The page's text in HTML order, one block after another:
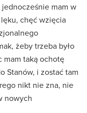
mam w
chęć wzięcia
żeby trzeba było
mam taką ochotę
Stanów, i zostać tam
nikt nie zna, nie
nowych